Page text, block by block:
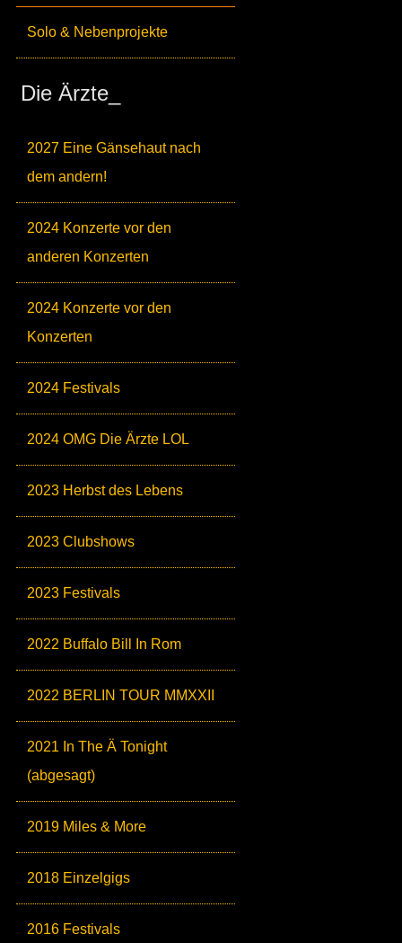
Solo & Nebenprojekte
Die Ärzte_
2027 Eine Gänsehaut nach
dem andern!
2024 Konzerte vor den
anderen Konzerten
2024 Konzerte vor den
Konzerten
2024 Festivals
2024 OMG Die Ärzte LOL
2023 Herbst des Lebens
2023 Clubshows
2023 Festivals
2022 Buffalo Bill In Rom
2022 BERLIN TOUR MMXXII
2021 In The Ä Tonight
(abgesagt)
2019 Miles & More
2018 Einzelgigs
2016 Festivals